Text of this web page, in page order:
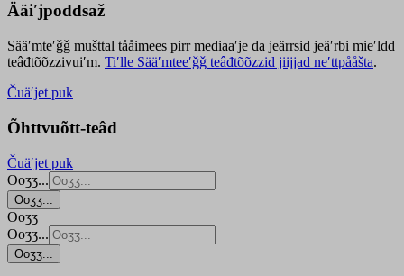
Ääiʹjpoddsaž
Sääʹmteʹǧǧ mušttal tååimees pirr mediaaʹje da jeärrsid jeäʹrbi mieʹldd
teâđtõõzzivuiʹm. Tiʹlle Sääʹmteeʹǧǧ teâđtõõzzid jiijjad neʹttpååšta.
Čuäʹjet puk
Õhttvuõtt-teâđ
Čuäʹjet puk
Ooʒʒ...
Ooʒʒ...
Ooʒʒ
Ooʒʒ...
Ooʒʒ...